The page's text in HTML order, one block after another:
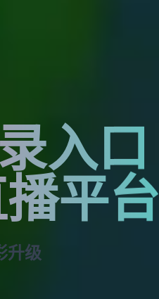
入口
平台
升级